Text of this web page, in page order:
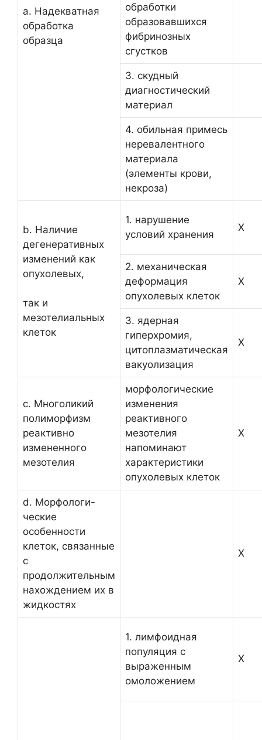
а. Надекватная
обработка
образца
обработки
образовавшихся
фибринозных
сгустков
3. скудный
диагностический
материал
4. обильная примесь
неревалентного
материала
(элементы крови,
некроза)
b. Наличие
дегенеративных
изменений как
опухолевых,
так и
мезотелиальных
клеток
1. нарушение
условий хранения
Х
2. механическая
деформация
опухолевых клеток
Х
3. ядерная
гиперхромия,
цитоплазматическая
вакуолизация
Х
c. Многоликий
полиморфизм
реактивно
измененного
мезотелия
морфологические
изменения
реактивного
мезотелия
напоминают
характеристики
опухолевых клеток
Х
d. Морфологи-
ческие
особенности
клеток, связанные
с
продолжительным
нахождением их в
жидкостях
Х
1. лимфоидная
популяция с
выраженным
омоложением
Х